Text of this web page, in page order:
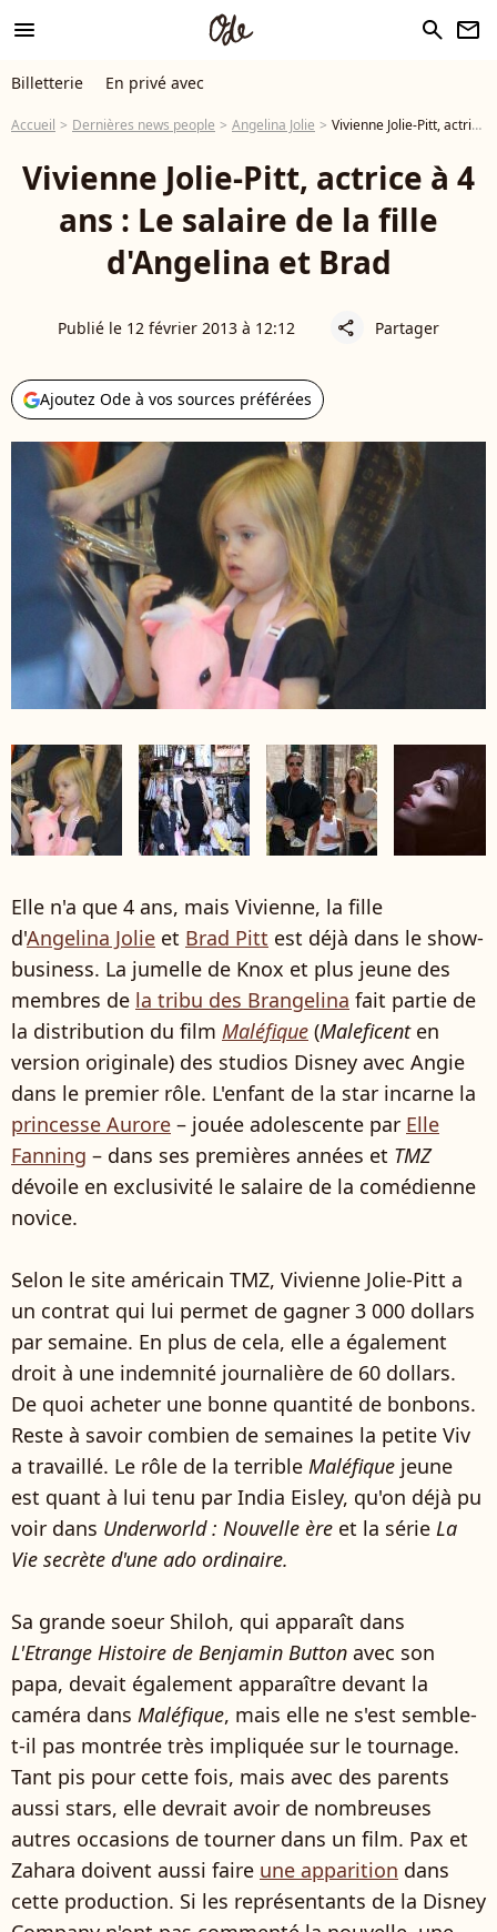
menu search newsletter
Billetterie En privé avec
Accueil Dernières news people Angelina Jolie Vivienne Jolie-Pitt, actrice à 4 ans : Le salaire de la fille d'Angelina et Brad
Vivienne Jolie-Pitt, actrice à 4
ans : Le salaire de la fille
d'Angelina et Brad
Publié le 12 février 2013 à 12:12 share Partager
Ajoutez Ode à vos sources préférées
Elle n'a que 4 ans, mais Vivienne, la fille
d'Angelina Jolie et Brad Pitt est déjà dans le show-
business. La jumelle de Knox et plus jeune des
membres de la tribu des Brangelina fait partie de
la distribution du film Maléfique (Maleficenten
version originale) des studios Disney avec Angie
dans le premier rôle. L'enfant de la star incarne la
princesse Aurore – jouée adolescente par Elle
Fanning – dans ses premières années et TMZ
dévoile en exclusivité le salaire de la comédienne
novice.
Selon le site américain TMZ, Vivienne Jolie-Pitt a
un contrat qui lui permet de gagner 3 000 dollars
par semaine. En plus de cela, elle a également
droit à une indemnité journalière de 60 dollars.
De quoi acheter une bonne quantité de bonbons.
Reste à savoir combien de semaines la petite Viv
a travaillé. Le rôle de la terrible Maléfique jeune
est quant à lui tenu par India Eisley, qu'on déjà pu
voir dans Underworld : Nouvelle ère et la série La
Vie secrète d'une ado ordinaire.
Sa grande soeur Shiloh, qui apparaît dans
L'Etrange Histoire de Benjamin Button avec son
papa, devait également apparaître devant la
caméra dans Maléfique, mais elle ne s'est semble-
t-il pas montrée très impliquée sur le tournage.
Tant pis pour cette fois, mais avec des parents
aussi stars, elle devrait avoir de nombreuses
autres occasions de tourner dans un film. Pax et
Zahara doivent aussi faire une apparition dans
cette production. Si les représentants de la Disney